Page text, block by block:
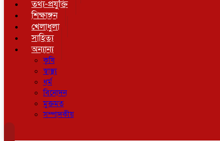
তথ্য-প্রযুক্তি
শিক্ষাঙ্গন
খেলাধুলা
সাহিত্য
অন্যান্য
কৃষি
স্বাস্থ্য
ধর্ম
বিনোদন
মুক্তমত
সম্পাদকীয়